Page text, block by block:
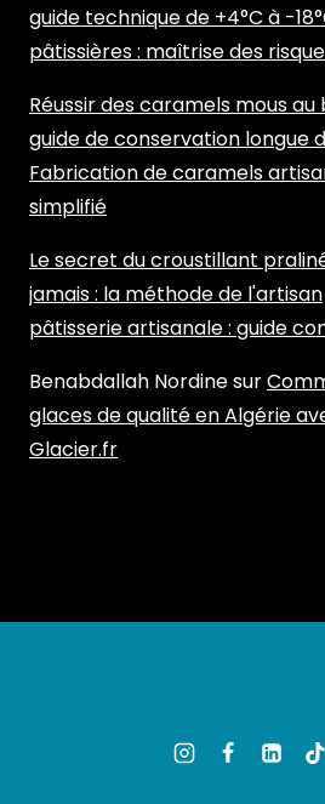
guide technique de +4°C à -
pâtissières : maîtrise des
Réussir des caramels mous au
guide de conservation longue
Fabrication de caramels
simplifié
Le secret du croustillant
jamais : la méthode de l'artisan
pâtisserie artisanale : guide
Benabdallah Nordinesur
glaces de qualité en Algérie
Glacier.fr